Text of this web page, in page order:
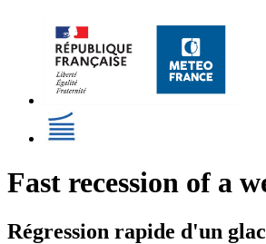
Fast recession of a
Régression rapide d'un